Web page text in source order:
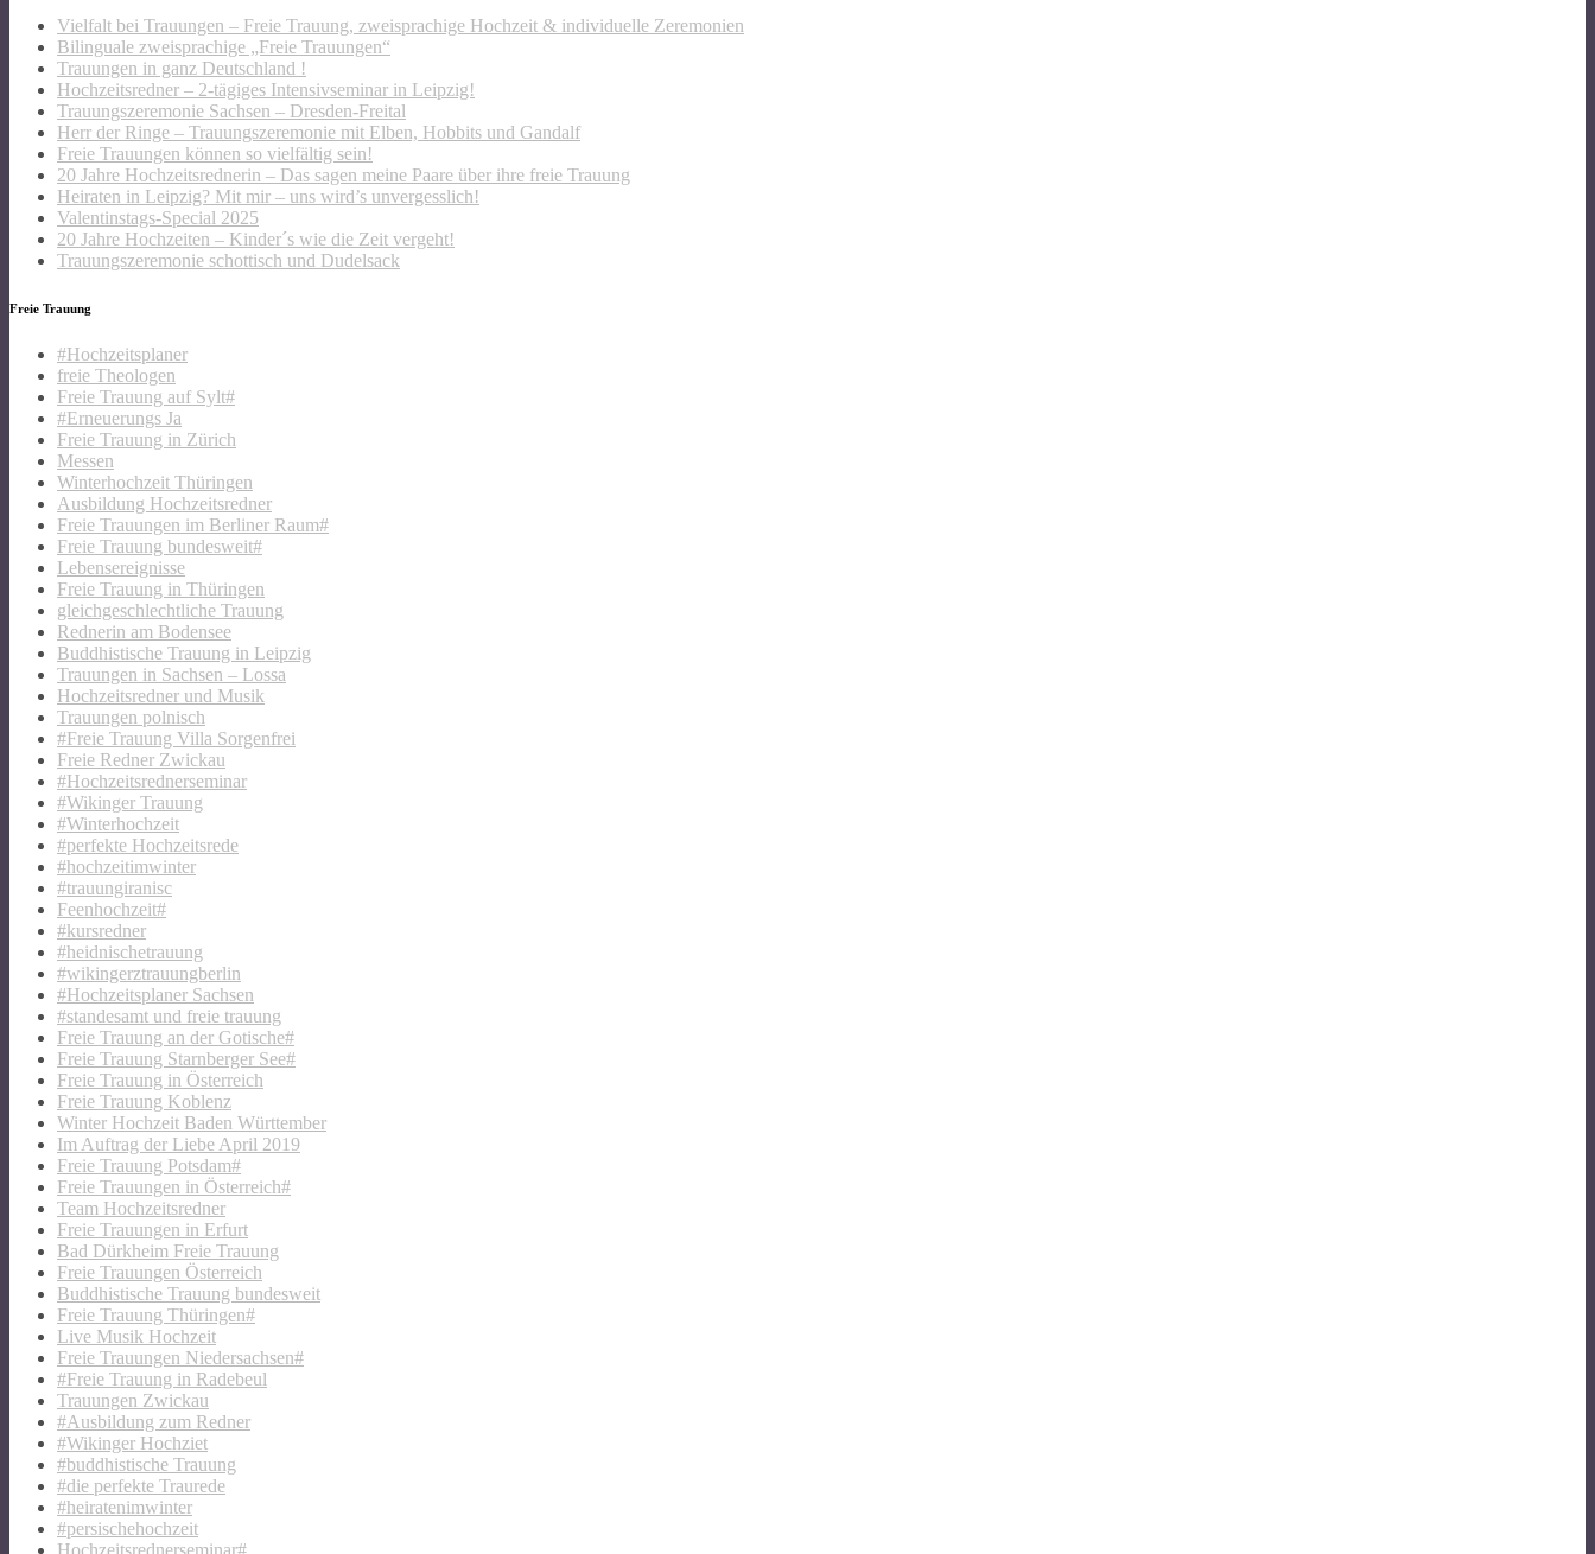
Vielfalt bei Trauungen – Freie Trauung, zweisprachige Hochzeit & individuelle Zeremonien
Bilinguale zweisprachige „Freie Trauungen“
Trauungen in ganz Deutschland !
Hochzeitsredner – 2-tägiges Intensivseminar in Leipzig!
Trauungszeremonie Sachsen – Dresden-Freital
Herr der Ringe – Trauungszeremonie mit Elben, Hobbits und Gandalf
Freie Trauungen können so vielfältig sein!
20 Jahre Hochzeitsrednerin – Das sagen meine Paare über ihre freie Trauung
Heiraten in Leipzig? Mit mir – uns wird’s unvergesslich!
Valentinstags-Special 2025
20 Jahre Hochzeiten – Kinder´s wie die Zeit vergeht!
Trauungszeremonie schottisch und Dudelsack
Freie Trauung
#Hochzeitsplaner
freie Theologen
Freie Trauung auf Sylt#
#Erneuerungs Ja
Freie Trauung in Zürich
Messen
Winterhochzeit Thüringen
Ausbildung Hochzeitsredner
Freie Trauungen im Berliner Raum#
Freie Trauung bundesweit#
Lebensereignisse
Freie Trauung in Thüringen
gleichgeschlechtliche Trauung
Rednerin am Bodensee
Buddhistische Trauung in Leipzig
Trauungen in Sachsen – Lossa
Hochzeitsredner und Musik
Trauungen polnisch
#Freie Trauung Villa Sorgenfrei
Freie Redner Zwickau
#Hochzeitsrednerseminar
#Wikinger Trauung
#Winterhochzeit
#perfekte Hochzeitsrede
#hochzeitimwinter
#trauungiranisc
Feenhochzeit#
#kursredner
#heidnischetrauung
#wikingerztrauungberlin
#Hochzeitsplaner Sachsen
#standesamt und freie trauung
Freie Trauung an der Gotische#
Freie Trauung Starnberger See#
Freie Trauung in Österreich
Freie Trauung Koblenz
Winter Hochzeit Baden Württember
Im Auftrag der Liebe April 2019
Freie Trauung Potsdam#
Freie Trauungen in Österreich#
Team Hochzeitsredner
Freie Trauungen in Erfurt
Bad Dürkheim Freie Trauung
Freie Trauungen Österreich
Buddhistische Trauung bundesweit
Freie Trauung Thüringen#
Live Musik Hochzeit
Freie Trauungen Niedersachsen#
#Freie Trauung in Radebeul
Trauungen Zwickau
#Ausbildung zum Redner
#Wikinger Hochziet
#buddhistische Trauung
#die perfekte Traurede
#heiratenimwinter
#persischehochzeit